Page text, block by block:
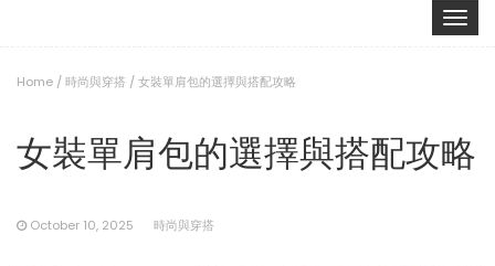
Toggle
Home /時尚與穿搭 /女裝單肩包的選擇與搭配攻略
女裝單肩包的選擇與搭配攻略
October 10, 2025 時尚與穿搭